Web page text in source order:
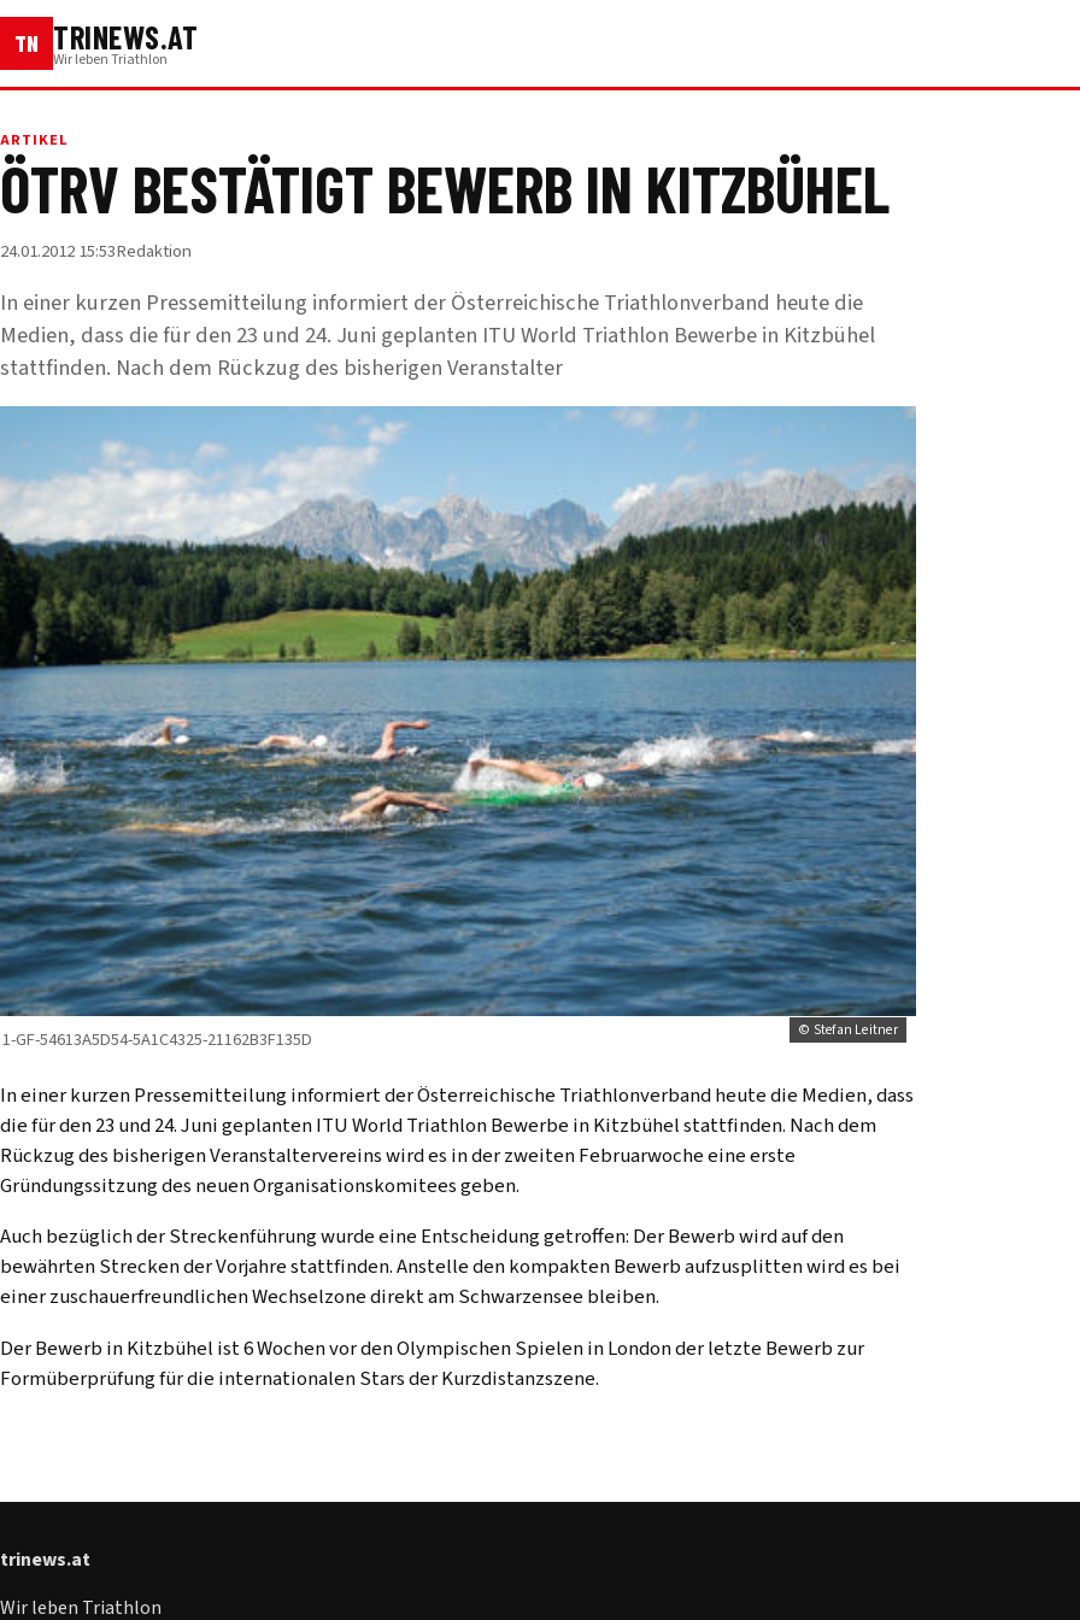
TN TRINEWS.AT
Wir leben Triathlon
ARTIKEL
ÖTRV BESTÄTIGT BEWERB IN KITZBÜHEL
24.01.2012 15:53Redaktion
In einer kurzen Pressemitteilung informiert der Österreichische Triathlonverband heute die
Medien, dass die für den 23 und 24. Juni geplanten ITU World Triathlon Bewerbe in Kitzbühel
stattfinden. Nach dem Rückzug des bisherigen Veranstalter
© Stefan Leitner
1-GF-54613A5D54-5A1C4325-21162B3F135D
In einer kurzen Pressemitteilung informiert der Österreichische Triathlonverband heute die Medien, dass
die für den 23 und 24. Juni geplanten ITU World Triathlon Bewerbe in Kitzbühel stattfinden. Nach dem
Rückzug des bisherigen Veranstaltervereins wird es in der zweiten Februarwoche eine erste
Gründungssitzung des neuen Organisationskomitees geben.
Auch bezüglich der Streckenführung wurde eine Entscheidung getroffen: Der Bewerb wird auf den
bewährten Strecken der Vorjahre stattfinden. Anstelle den kompakten Bewerb aufzusplitten wird es bei
einer zuschauerfreundlichen Wechselzone direkt am Schwarzensee bleiben.
Der Bewerb in Kitzbühel ist 6 Wochen vor den Olympischen Spielen in London der letzte Bewerb zur
Formüberprüfung für die internationalen Stars der Kurzdistanzszene.
trinews.at
Wir leben Triathlon